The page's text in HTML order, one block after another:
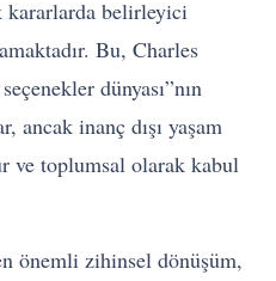
kararlarda belirleyici
Bu, Charles
dünyası”nın
ancak inanç dışı yaşam
ve toplumsal olarak kabul
önemli zihinsel dönüşüm,